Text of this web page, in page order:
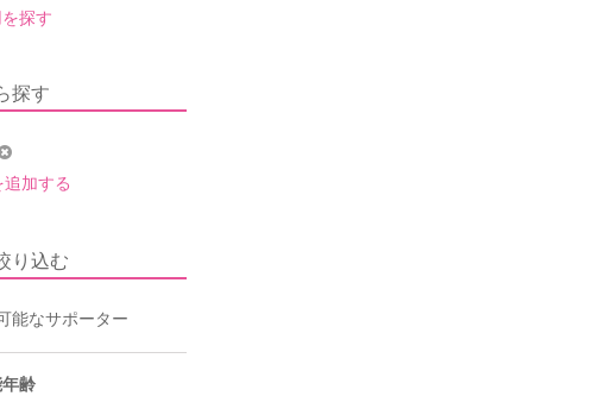
探す
探す
加する
り込む
能なサポーター
齢